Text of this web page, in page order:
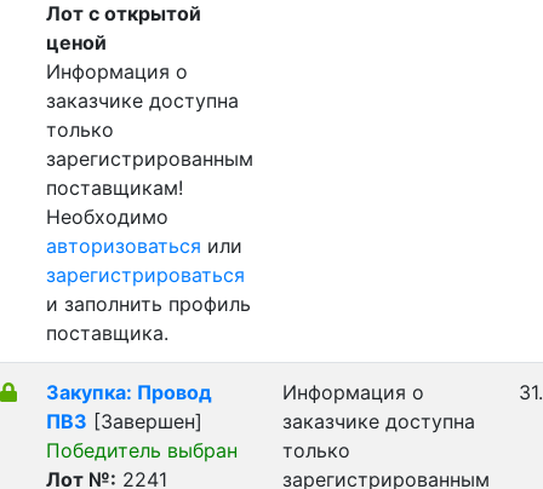
Лот с открытой
ценой
Информация о
заказчике доступна
только
зарегистрированным
поставщикам!
Необходимо
авторизоваться или
зарегистрироваться
и заполнить профиль
поставщика.
Закупка: Провод
ПВ3 [Завершен]
Победитель выбран
Лот №: 2241
Информация о
заказчике доступна
только
зарегистрированным